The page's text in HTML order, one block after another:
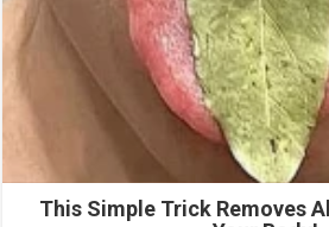
This Simple Trick Removes